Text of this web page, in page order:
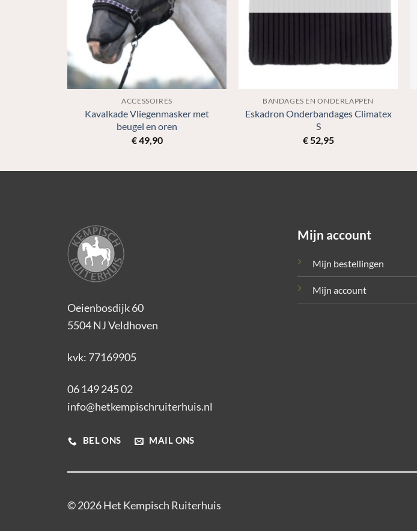
ACCESSOIRES
Kavalkade Vliegenmasker met
beugel en oren
€49,90
BANDAGES EN ONDERLAPPEN
Eskadron Onderbandages Climatex
S
€52,95
Oeienbosdijk 60
5504 NJ Veldhoven
kvk: 77169905
06 149 245 02
info@hetkempischruiterhuis.nl
BEL ONS MAIL ONS
Mijn account
Mijn bestellingen
Mijn account
© 2026 Het Kempisch Ruiterhuis